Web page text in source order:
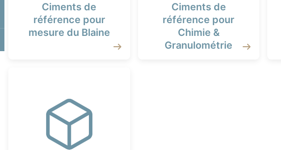
Ciments de
référence pour
mesure du Blaine
Ciments de
référence pour
Chimie &
Granulométrie